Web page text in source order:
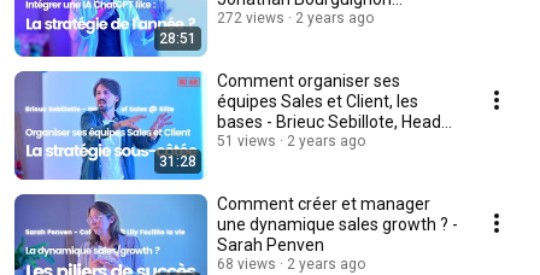
28:51
Cofounder @ Ragtime
272 views 2 years ago
31:28
Comment organiser ses
équipes Sales et Client, les
bases - Brieuc Sebillote, Head
of Sales @ Slite
51 views 2 years ago
Comment créer et manager
une dynamique sales growth ? -
Sarah Penven
68 views 2 years ago